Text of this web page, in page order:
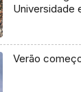
Universidade
Verão